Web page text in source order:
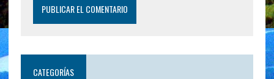
CATEGORÍAS